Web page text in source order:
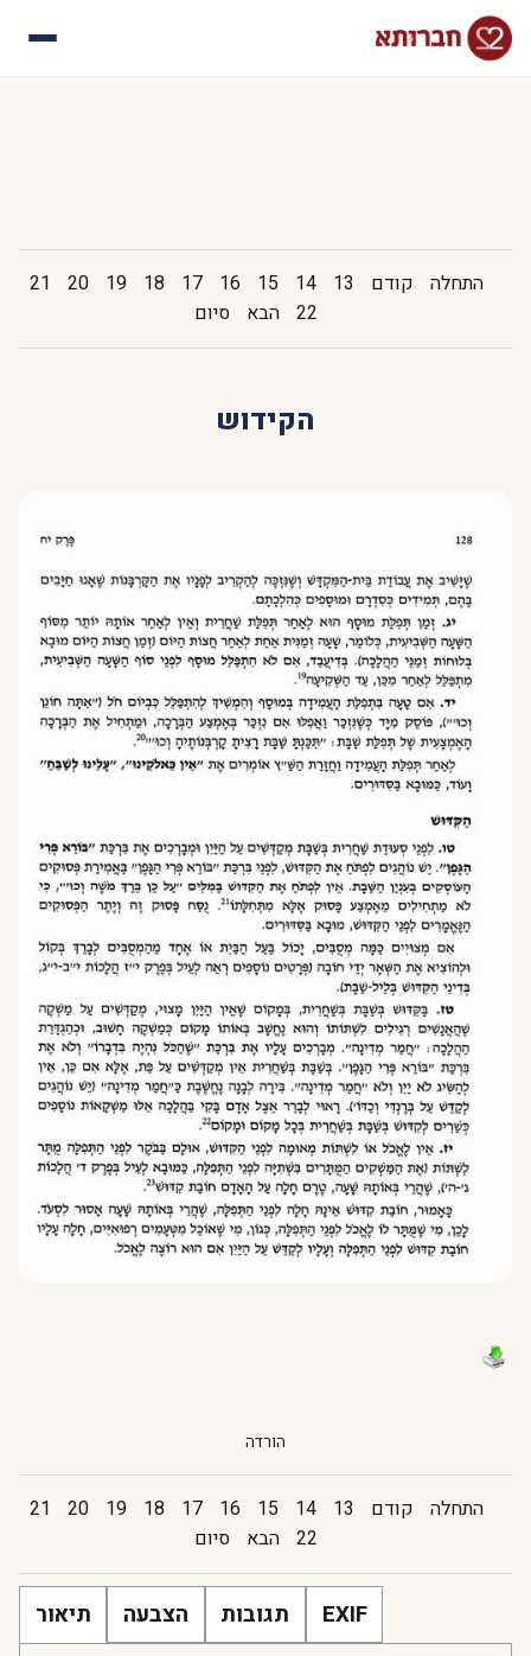
התחלה קודם 13
14
15
16
17
18
19
20
21
22 הבא סיום
הקידוש
הורדה
התחלה קודם 13
14
15
16
17
18
19
20
21
22 הבא סיום
תיאור הצבעה תגובות EXIF